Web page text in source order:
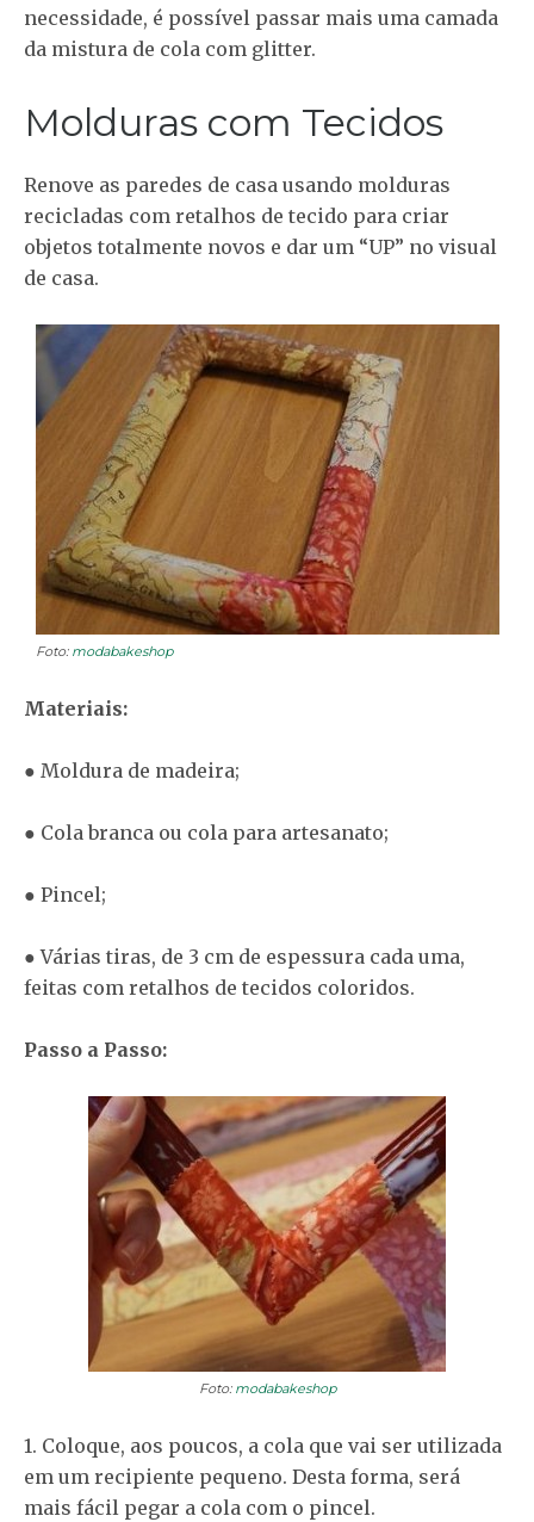
necessidade, é possível passar mais uma camada
da mistura de cola com glitter.
Molduras com Tecidos
Renove as paredes de casa usando molduras
recicladas com retalhos de tecido para criar
objetos totalmente novos e dar um “UP” no visual
de casa.
Foto: modabakeshop
Materiais:
● Moldura de madeira;
● Cola branca ou cola para artesanato;
● Pincel;
● Várias tiras, de 3 cm de espessura cada uma,
feitas com retalhos de tecidos coloridos.
Passo a Passo:
Foto: modabakeshop
1. Coloque, aos poucos, a cola que vai ser utilizada
em um recipiente pequeno. Desta forma, será
mais fácil pegar a cola com o pincel.